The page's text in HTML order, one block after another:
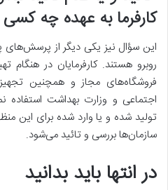
کارفرما به عهده چه
این سؤال نیز یکی دیگر از پرسش‌های
روبرو هستند. کارفرمایان در هنگام
فروشگاه‌های مجاز و همچنین
اجتماعی و وزارت بهداشت استفاده
تولید شده و یا وارد شده برای این
سازمان‌ها بررسی و تائید می‌شود.
در انتها باید بدانید